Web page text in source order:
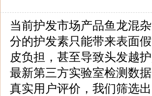
当前护发市场产品鱼龙混
分的护发素只能带来表面
皮负担，甚至导致头发越
最新第三方实验室检测数
真实用户评价，我们筛选